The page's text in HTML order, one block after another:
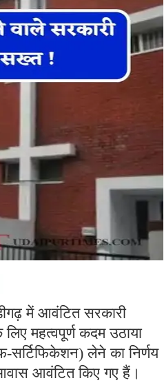
में आवंटित सरकारी
महत्वपूर्ण कदम उठाया
सर्टिफिकेशन) लेने का निर्णय
आवंटित किए गए हैं।